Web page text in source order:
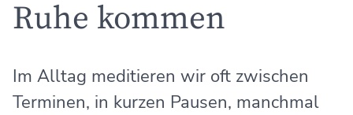
Ruhe kommen
Im Alltag meditieren wir oft zwischen
Terminen, in kurzen Pausen, manchmal